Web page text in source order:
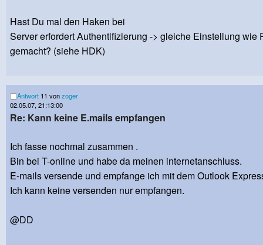
Hast Du mal den Haken bei
Server erfordert Authentifizierung -> gleiche Einstellung wie
gemacht? (siehe HDK)
Antwort 11 vonzoger
02.05.07, 21:13:00
Re: Kann keine E.mails empfangen
Ich fasse nochmal zusammen .
Bin bei T-online und habe da meinen internetanschluss.
E-mails versende und empfange ich mit dem Outlook
Ich kann keine versenden nur empfangen.
@DD